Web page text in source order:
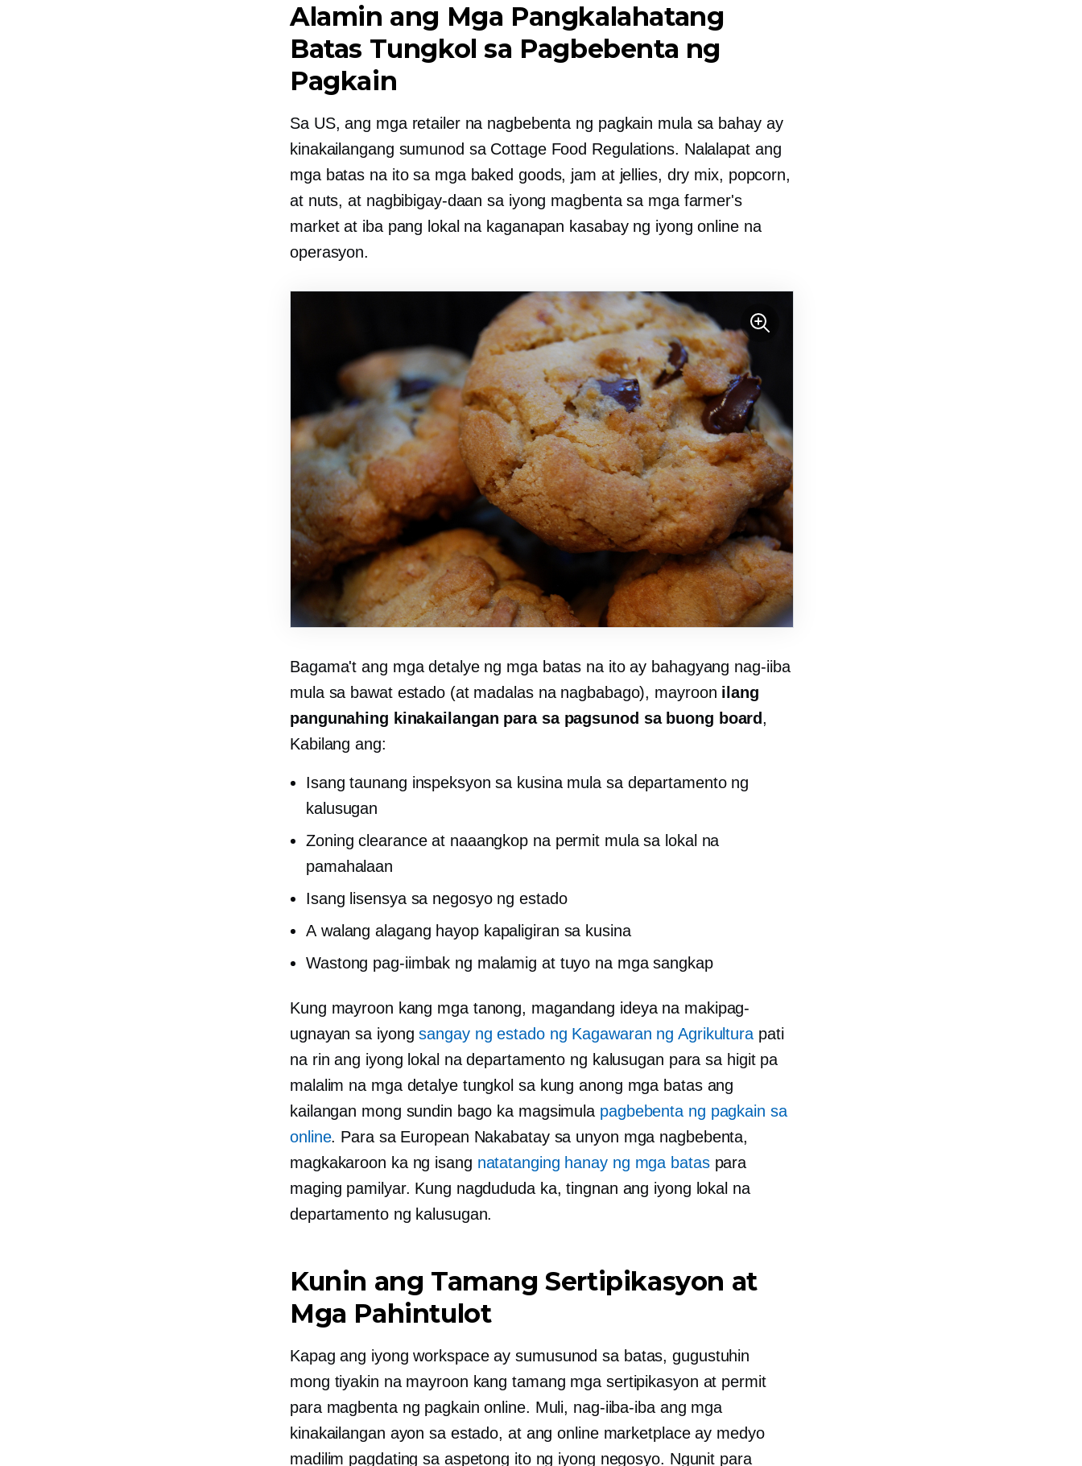
Alamin ang Mga Pangkalahatang
Batas Tungkol sa Pagbebenta ng
Pagkain
Sa US, ang mga retailer na nagbebenta ng pagkain mula sa bahay ay
kinakailangang sumunod sa Cottage Food Regulations. Nalalapat ang
mga batas na ito sa mga baked goods, jam at jellies, dry mix, popcorn,
at nuts, at nagbibigay-daan sa iyong magbenta sa mga farmer's
market at iba pang lokal na kaganapan kasabay ng iyong online na
operasyon.
Bagama't ang mga detalye ng mga batas na ito ay bahagyang nag-iiba
mula sa bawat estado (at madalas na nagbabago), mayroon ilang
pangunahing kinakailangan para sa pagsunod sa buong board,
Kabilang ang:
Isang taunang inspeksyon sa kusina mula sa departamento ng
kalusugan
Zoning clearance at naaangkop na permit mula sa lokal na
pamahalaan
Isang lisensya sa negosyo ng estado
A walang alagang hayopkapaligiran sa kusina
Wastong pag-iimbak ng malamig at tuyo na mga sangkap
Kung mayroon kang mga tanong, magandang ideya na makipag-
ugnayan sa iyongsangay ng estado ng Kagawaran ng Agrikulturapati
na rin ang iyong lokal na departamento ng kalusugan para sa higit pa
malalim na mga detalye tungkol sa kung anong mga batas ang
kailangan mong sundin bago ka magsimula pagbebenta ng pagkain sa
online. Para sa European Nakabatay sa unyon mga nagbebenta,
magkakaroon ka ng isang natatanging hanay ng mga bataspara
maging pamilyar. Kung nagdududa ka, tingnan ang iyong lokal na
departamento ng kalusugan.
Kunin ang Tamang Sertipikasyon at
Mga Pahintulot
Kapag ang iyong workspace aysumusunod sa batas, gugustuhin
mong tiyakin na mayroon kang tamang mga sertipikasyon at permit
para magbenta ng pagkain online. Muli, nag-iiba-iba ang mga
kinakailangan ayon sa estado, at ang online marketplace ay medyo
madilim pagdating sa aspetong ito ng iyong negosyo. Ngunit para